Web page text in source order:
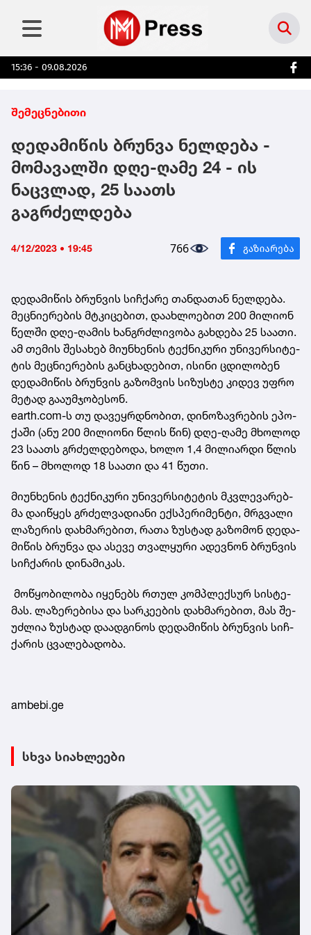
15:36 - 09.08.2026
შემეცნებითი
დედამიწის ბრუნვა ნელდება -
მომავალში დღე-ღამე 24 - ის
ნაცვლად, 25 საათს
გაგრძელდება
4/12/2023 • 19:45 766
დედამიწის ბრუნ­ვის სიჩ­ქა­რე თან­და­თან ნელ­დე­ბა.
მეც­ნი­ე­რე­ბის მტკი­ცე­ბით, და­ახ­ლო­ე­ბით 200 მი­ლი­ონ
წელ­ში დღე-ღა­მის ხან­გრძლი­ვო­ბა გახ­დე­ბა 25 სა­ა­თი.
ამ თე­მის შე­სა­ხებ მი­უნ­ხე­ნის ტექ­ნი­კუ­რი უნი­ვერ­სი­ტე­
ტის მეც­ნი­ე­რე­ბის გან­ცხა­დე­ბით, ისი­ნი ცდი­ლო­ბენ
დე­და­მი­წის ბრუნ­ვის გა­ზომ­ვის სი­ზუს­ტე კი­დევ უფრო
მე­ტად გა­ა­უმ­ჯო­ბე­სონ.
earth.com-ს თუ და­ვეყ­რდნო­ბით, დი­ნო­ზავ­რე­ბის ეპო­
ქა­ში (ანუ 200 მი­ლი­ო­ნი წლის წინ) დღე-ღამე მხო­ლოდ
23 სა­ათს გრძელ­დე­ბო­და, ხოლო 1,4 მი­ლი­არ­დი წლის
წინ – მხო­ლოდ 18 სა­ა­თი და 41 წუთი.
მი­უნ­ხე­ნის ტექ­ნი­კუ­რი უნი­ვერ­სი­ტე­ტის მკვლე­ვა­რებ­
მა და­ი­წყეს გრძელ­ვა­დი­ა­ნი ექ­სპე­რი­მენ­ტი, მრგვა­ლი
ლა­ზე­რის დახ­მა­რე­ბით, რათა ზუს­ტად გა­ზო­მონ დე­და­
მი­წის ბრუნ­ვა და ასე­ვე თვალ­ყუ­რი ადევ­ნონ ბრუნ­ვის
სიჩ­ქა­რის დი­ნა­მი­კას.
მო­წყო­ბი­ლო­ბა იყე­ნებს რთულ კომ­პლექ­სურ სის­ტე­
მას. ლა­ზე­რე­ბი­სა და სარ­კე­ე­ბის დახ­მა­რე­ბით, მას შე­
უძ­ლია ზუს­ტად და­ად­გი­ნოს დე­და­მი­წის ბრუნ­ვის სიჩ­
ქა­რის ცვა­ლე­ბა­დო­ბა.
ambebi.ge
სხვა სიახლეები